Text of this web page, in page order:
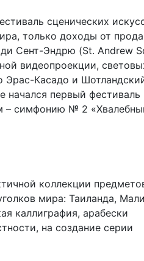
сценических
только доходы от
Сент-Эндрю (St. Andrew
видеопроекции,
Эрас-Касадо и
первый фестиваль
– симфонию № 2
коллекции
мира: Таиланда,
каллиграфия, арабески
на создание серии